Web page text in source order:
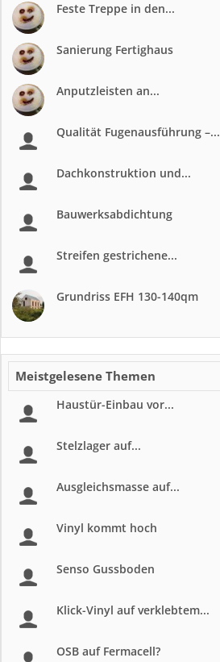
Feste Treppe in den...
Sanierung Fertighaus
Anputzleisten an...
Qualität Fugenausführung –...
Dachkonstruktion und...
Bauwerksabdichtung
Streifen gestrichene...
Grundriss EFH 130-140qm
Meistgelesene Themen
Haustür-Einbau vor...
Stelzlager auf...
Ausgleichsmasse auf...
Vinyl kommt hoch
Senso Gussboden
Klick-Vinyl auf verklebtem...
OSB auf Fermacell?